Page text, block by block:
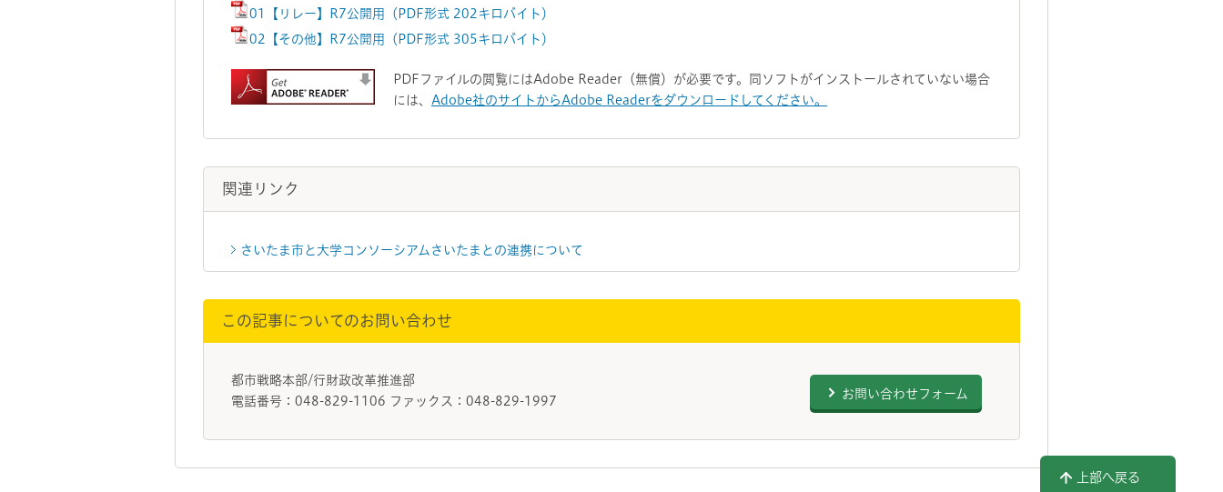
01【リレー】R7公開用（PDF形式 202キロバイト）
02【その他】R7公開用（PDF形式 305キロバイト）
PDFファイルの閲覧にはAdobe Reader（無償）が必要です。同ソフトがインストールされていない場合
には、 Adobe社のサイトからAdobe Readerをダウンロードしてください。
関連リンク
さいたま市と大学コンソーシアムさいたまとの連携について
この記事についてのお問い合わせ
都市戦略本部/行財政改革推進部
電話番号：048-829-1106 ファックス：048-829-1997
お問い合わせフォーム
上部へ戻る